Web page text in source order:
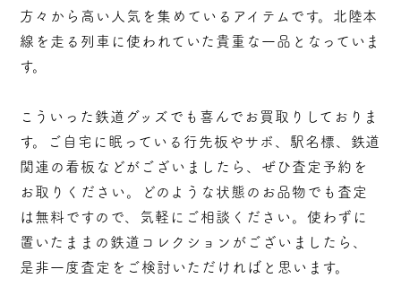
方々から高い人気を集めているアイテムです。北陸本
線を走る列車に使われていた貴重な一品となっていま
す。
こういった鉄道グッズでも喜んでお買取りしておりま
す。ご自宅に眠っている行先板やサボ、駅名標、鉄道
関連の看板などがございましたら、ぜひ査定予約を
お取りください。どのような状態のお品物でも査定
は無料ですので、気軽にご相談ください。使わずに
置いたままの鉄道コレクションがございましたら、
是非一度査定をご検討いただければと思います。